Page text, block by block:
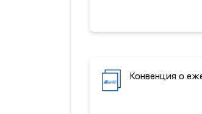
Конвенция о